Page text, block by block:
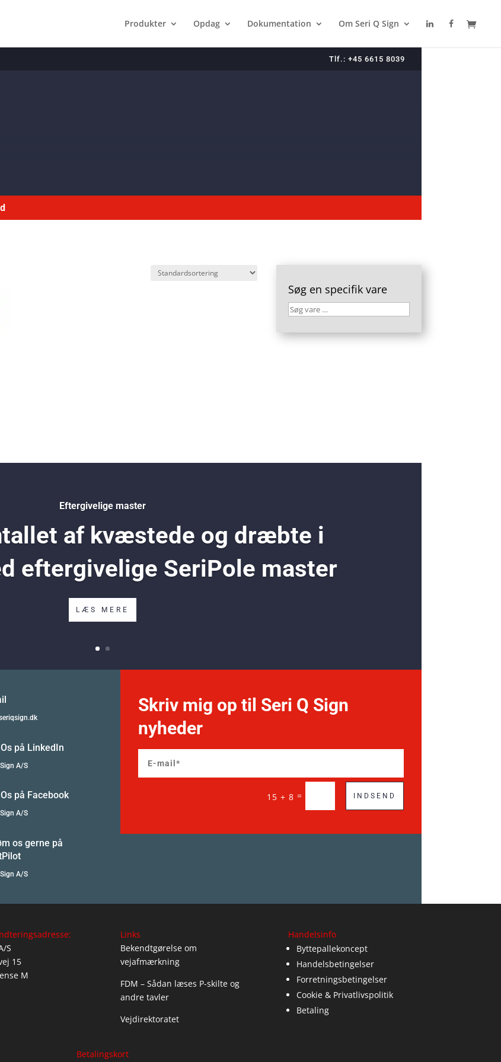
Produkter Opdag Dokumentation Om Seri Q Sign
Tlf.: +45 6615 8039
Søg en specifik vare
Søg
…
Eftergivelige master
af kvæstede og dræbte i
eftergivelige SeriPole master
LÆS MERE
på LinkedIn
A/S
på Facebook
A/S
os gerne på
A/S
Skriv mig op til Seri Q Sign
nyheder
15 + 8 = INDSEND
S
15
M
Links
Bekendtgørelse om
vejafmærkning
FDM – Sådan læses P-skilte og
andre tavler
Vejdirektoratet
Handelsinfo
Byttepallekoncept
Handelsbetingelser
Forretningsbetingelser
Cookie & Privatlivspolitik
Betaling
Betalingskort